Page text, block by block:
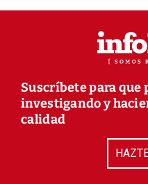
Suscríbete para que
investigando y
calidad